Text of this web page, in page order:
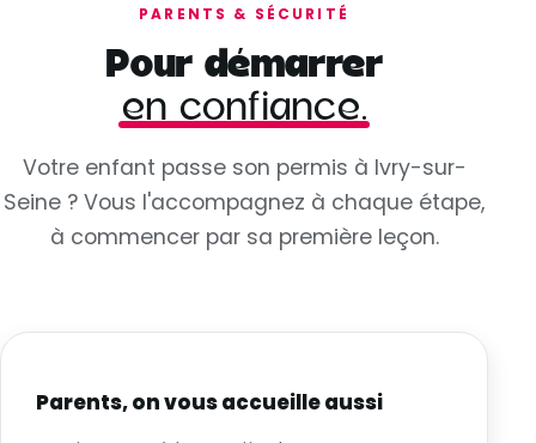
PARENTS & SÉCURITÉ
Pour démarrer
en confiance.
Votre enfant passe son permis à Ivry-sur-
Seine ? Vous l'accompagnez à chaque étape,
à commencer par sa première leçon.
Parents, on vous accueille aussi